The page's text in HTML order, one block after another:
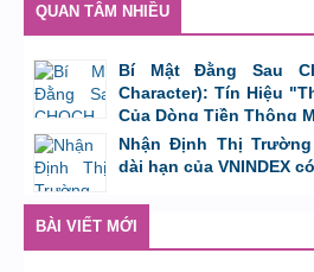
QUAN TÂM NHIỀU
Bí Mật Đằng Sau
Character): Tín Hiệu
Của Dòng Tiền Thông
bởi Tuấn Thành,8/8/26 lúc 11:11
Nhận Định Thị
dài hạn của VNINDEX
BÀI VIẾT MỚI